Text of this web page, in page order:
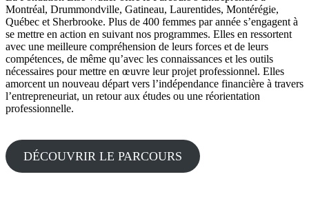
Montréal, Drummondville, Gatineau, Laurentides, Montérégie,
Québec et Sherbrooke. Plus de 400 femmes par année s’engagent à
se mettre en action en suivant nos programmes. Elles en ressortent
avec une meilleure compréhension de leurs forces et de leurs
compétences, de même qu’avec les connaissances et les outils
nécessaires pour mettre en œuvre leur projet professionnel. Elles
amorcent un nouveau départ vers l’indépendance financière à travers
l’entrepreneuriat, un retour aux études ou une réorientation
professionnelle.
DÉCOUVRIR LE PARCOURS